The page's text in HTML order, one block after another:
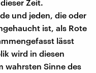
Zeit.
und jeden, die oder
ist, als Rote
lässt
wird in diesen
wahrsten Sinne des